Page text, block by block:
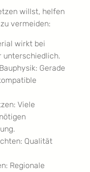
willst, helfen
vermeiden:
wirkt bei
unterschiedlich.
Gerade
Viele
Qualität
Regionale